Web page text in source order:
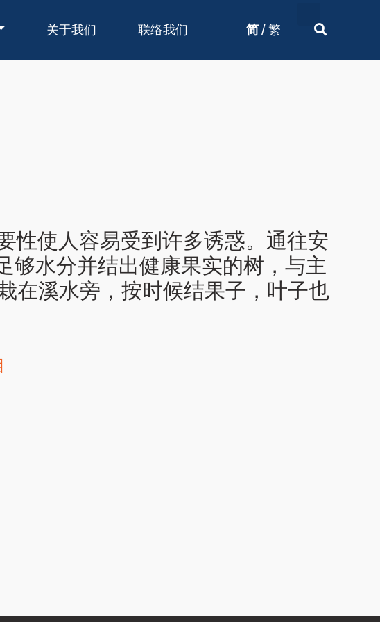
关于我们 联络我们 简 / 繁
性使人容易受到许多诱惑。通往安
够水分并结出健康果实的树，与主
在溪水旁，按时候结果子，叶子也